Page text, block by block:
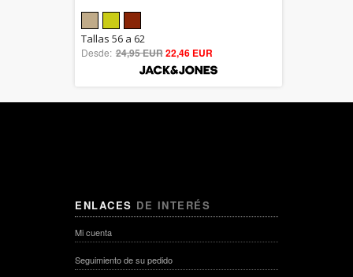
out of 5
Tallas 56 a 62
Desde: 24,95 EUR22,46 EUR
ENLACES DE INTERÉS
Mi cuenta
Seguimiento de su pedido